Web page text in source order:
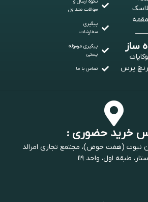
ساز
پرس
سوالات متداول
پیگیری
سفارشات
پیگیری مرسوله
پستی
تماس با ما
خرید حضوری :
نبوت (هفت حوض)، مجتمع تجاری امرالد
طبقه اول، واحد ۱۱۹